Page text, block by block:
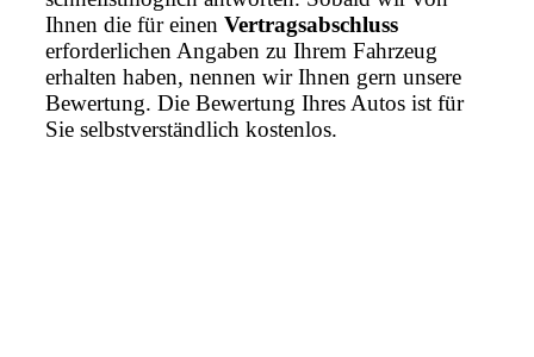
Ihnen die für einen Vertragsabschluss
erforderlichen Angaben zu Ihrem Fahrzeug
erhalten haben, nennen wir Ihnen gern unsere
Bewertung. Die Bewertung Ihres Autos ist für
Sie selbstverständlich kostenlos.